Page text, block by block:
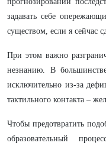
задавать себе
существом, если я сейчас
При этом важно
незнанию. В
исключительно из-за
тактильного контакта –
Чтобы предотвратить
образовательный